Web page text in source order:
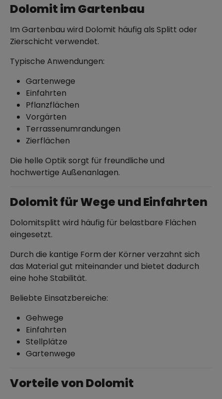
Dolomit im Gartenbau
Im Gartenbau wird Dolomit häufig als Splitt oder
Zierschicht verwendet.
Typische Anwendungen:
Gartenwege
Einfahrten
Pflanzflächen
Vorgärten
Terrassenumrandungen
Zierflächen
Die helle Optik sorgt für freundliche und
hochwertige Außenanlagen.
Dolomit für Wege und Einfahrten
Dolomitsplitt wird häufig für belastbare Flächen
eingesetzt.
Durch die kantige Form der Körner verzahnt sich
das Material gut miteinander und bietet dadurch
eine hohe Stabilität.
Beliebte Einsatzbereiche:
Gehwege
Einfahrten
Stellplätze
Gartenwege
Vorteile von Dolomit